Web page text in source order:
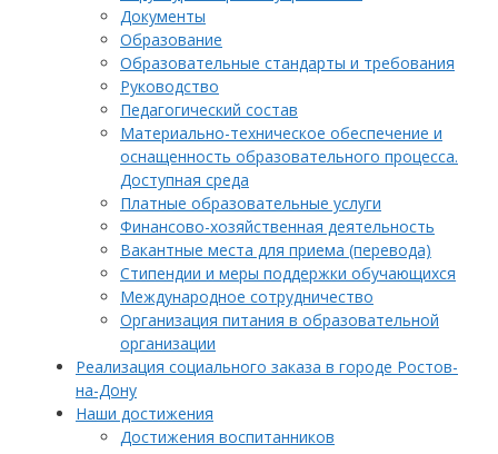
Документы
Образование
Образовательные стандарты и требования
Руководство
Педагогический состав
Материально-техническое обеспечение и
оснащенность образовательного процесса.
Доступная среда
Платные образовательные услуги
Финансово-хозяйственная деятельность
Вакантные места для приема (перевода)
Стипендии и меры поддержки обучающихся
Международное сотрудничество
Организация питания в образовательной
организации
Реализация социального заказа в городе Ростов-
на-Дону
Наши достижения
Достижения воспитанников